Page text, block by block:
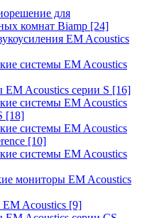
для
комнат Biamp [24]
EM Acoustics
системы EM Acoustics
EM Acoustics серии S [16]
системы EM Acoustics
[18]
системы EM Acoustics
[10]
системы EM Acoustics
мониторы EM Acoustics
Acoustics [9]